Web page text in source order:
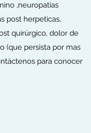
,neuropatias
post herpeticas,
quirúrgico, dolor de
(que persista por mas
para conocer